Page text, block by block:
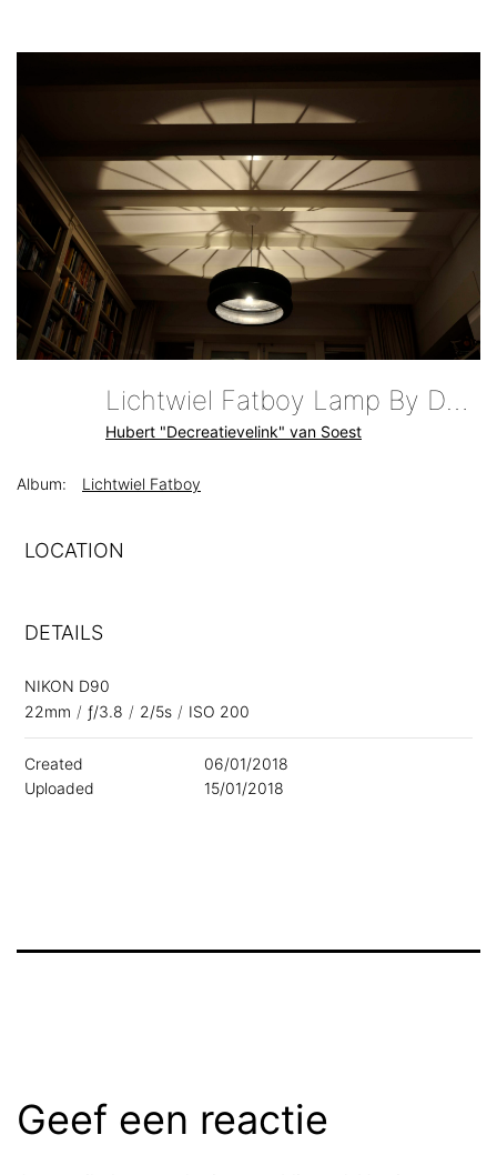
Lichtwiel Fatboy Lamp By Decreatievelink Aureool
Hubert "Decreatievelink" van Soest
Album: Lichtwiel Fatboy
LOCATION
DETAILS
NIKON D90
22mm / ƒ/3.8 / 2/5s / ISO 200
Created
06/01/2018
Uploaded
15/01/2018
Geef een reactie